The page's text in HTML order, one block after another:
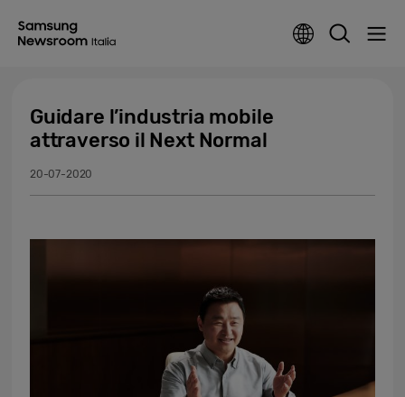
Guidare l’industria mobile
attraverso il Next Normal
20-07-2020